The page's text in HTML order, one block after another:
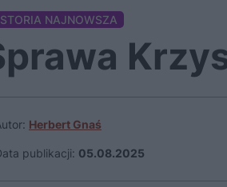
NAJNOWSZA
Herbert Gnaś
publikacji: 05.08.2025